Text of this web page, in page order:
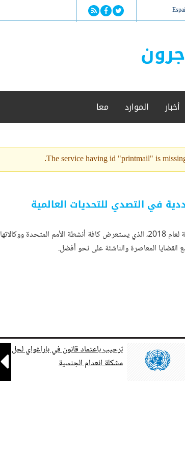
Jump to navigation
أخبار الموارد معا
The service having id "printmail" is
في التصدي للتحديات العالمية
صدر اليوم الثلاثاء تقرير الأمين العام للأمم المتحدة عن أعمال المنظمة لعام 2018، الذي يستعرض كافة أنشطة الأمم المتحدة ووكالاتها
المعاصرة والناشئة على نحو أفضل.
 ترحيب باعتماد قانون في باراغواي لحل
مشكلة انعدام الجنسية